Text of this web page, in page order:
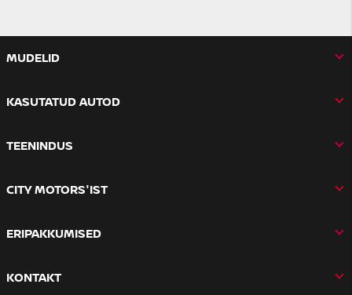
MUDELID
KASUTATUD AUTOD
TEENINDUS
CITY MOTORS'IST
ERIPAKKUMISED
KONTAKT